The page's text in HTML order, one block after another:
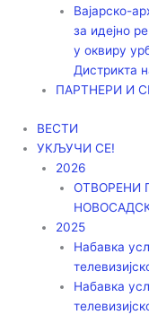
Вајарско-
за идејно
у оквиру
Дистрикта
ПАРТНЕРИ И
ВЕСТИ
УКЉУЧИ СЕ!
2026
ОТВОРЕНИ
2025
Набавка
Набавка